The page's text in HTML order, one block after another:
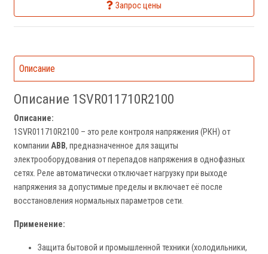
Запрос цены
Описание
Описание 1SVR011710R2100
Описание:
1SVR011710R2100 – это реле контроля напряжения (РКН) от
компании ABB, предназначенное для защиты
электрооборудования от перепадов напряжения в однофазных
сетях. Реле автоматически отключает нагрузку при выходе
напряжения за допустимые пределы и включает её после
восстановления нормальных параметров сети.
Применение:
Защита бытовой и промышленной техники (холодильники,